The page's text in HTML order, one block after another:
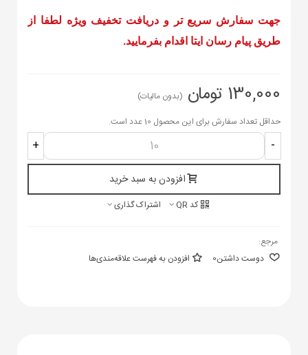
جهت سفارش سریع تر و دریافت تخفیف ویژه لطفا از
طریق پیام رسان ایتا اقدام بفرمایید.
130,000 تومان
(بدون مالیات)
حداقل تعداد سفارش برای این محصول 10 عدد است.
-
+
افزودن به سبد خرید
کد QR اشتراک گذاری
مرجع:
دوست داشتن0 افزودن به فهرست علاقه‌مندی‌ها